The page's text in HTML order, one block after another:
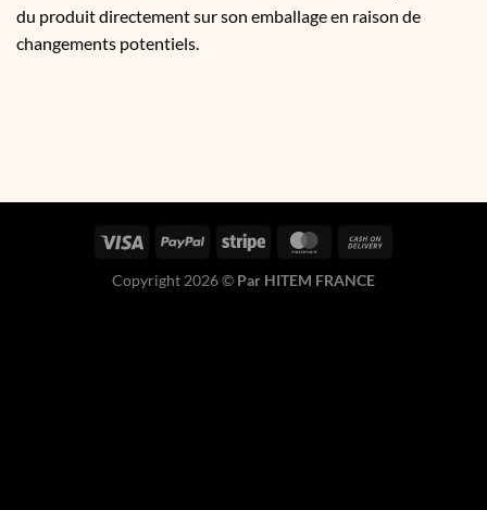
du produit directement sur son emballage en raison de
changements potentiels.
Copyright 2026 © Par HITEM FRANCE